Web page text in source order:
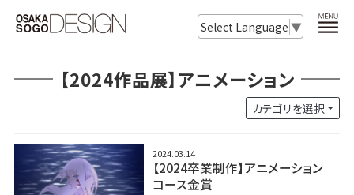
Select Language ▼
【2024作品展】アニメーション
カテゴリを選択
2024.03.14
【2024卒業制作】アニメーション
コース金賞